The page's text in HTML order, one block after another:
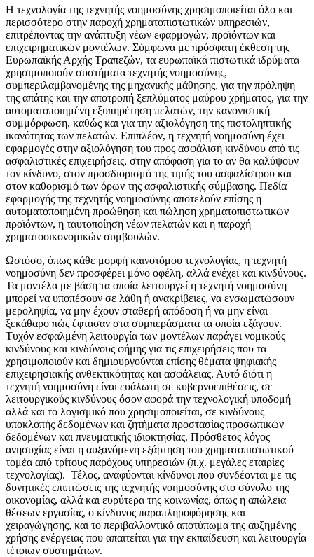
Η τεχνολογία της τεχνητής νοημοσύνης χρησιμοποιείται όλο και
περισσότερο στην παροχή χρηματοπιστωτικών υπηρεσιών,
επιτρέποντας την ανάπτυξη νέων εφαρμογών, προϊόντων και
επιχειρηματικών μοντέλων. Σύμφωνα με πρόσφατη έκθεση της
Ευρωπαϊκής Αρχής Τραπεζών, τα ευρωπαϊκά πιστωτικά ιδρύματα
χρησιμοποιούν συστήματα τεχνητής νοημοσύνης,
συμπεριλαμβανομένης της μηχανικής μάθησης, για την πρόληψη
της απάτης και την αποτροπή ξεπλύματος μαύρου χρήματος, για την
αυτοματοποιημένη εξυπηρέτηση πελατών, την κανονιστική
συμμόρφωση, καθώς και για την αξιολόγηση της πιστοληπτικής
ικανότητας των πελατών. Επιπλέον, η τεχνητή νοημοσύνη έχει
εφαρμογές στην αξιολόγηση του προς ασφάλιση κινδύνου από τις
ασφαλιστικές επιχειρήσεις, στην απόφαση για το αν θα καλύψουν
τον κίνδυνο, στον προσδιορισμό της τιμής του ασφαλίστρου και
στον καθορισμό των όρων της ασφαλιστικής σύμβασης. Πεδία
εφαρμογής της τεχνητής νοημοσύνης αποτελούν επίσης η
αυτοματοποιημένη προώθηση και πώληση χρηματοπιστωτικών
προϊόντων, η ταυτοποίηση νέων πελατών και η παροχή
χρηματοοικονομικών συμβουλών.
Ωστόσο, όπως κάθε μορφή καινοτόμου τεχνολογίας, η τεχνητή
νοημοσύνη δεν προσφέρει μόνο οφέλη, αλλά ενέχει και κινδύνους.
Τα μοντέλα με βάση τα οποία λειτουργεί η τεχνητή νοημοσύνη
μπορεί να υποπέσουν σε λάθη ή ανακρίβειες, να ενσωματώσουν
μεροληψία, να μην έχουν σταθερή απόδοση ή να μην είναι
ξεκάθαρο πώς έφτασαν στα συμπεράσματα τα οποία εξάγουν.
Τυχόν εσφαλμένη λειτουργία των μοντέλων παράγει νομικούς
κινδύνους και κινδύνους φήμης για τις επιχειρήσεις που τα
χρησιμοποιούν και δημιουργούνται επίσης θέματα ψηφιακής
επιχειρησιακής ανθεκτικότητας και ασφάλειας. Αυτό διότι η
τεχνητή νοημοσύνη είναι ευάλωτη σε κυβερνοεπιθέσεις, σε
λειτουργικούς κινδύνους όσον αφορά την τεχνολογική υποδομή
αλλά και το λογισμικό που χρησιμοποιείται, σε κινδύνους
υποκλοπής δεδομένων και ζητήματα προστασίας προσωπικών
δεδομένων και πνευματικής ιδιοκτησίας. Πρόσθετος λόγος
ανησυχίας είναι η αυξανόμενη εξάρτηση του χρηματοπιστωτικού
τομέα από τρίτους παρόχους υπηρεσιών (π.χ. μεγάλες εταιρίες
τεχνολογίας). Τέλος, αναφύονται κίνδυνοι που συνδέονται με τις
δυνητικές επιπτώσεις της τεχνητής νοημοσύνης στο σύνολο της
οικονομίας, αλλά και ευρύτερα της κοινωνίας, όπως η απώλεια
θέσεων εργασίας, ο κίνδυνος παραπληροφόρησης και
χειραγώγησης, και το περιβαλλοντικό αποτύπωμα της αυξημένης
χρήσης ενέργειας που απαιτείται για την εκπαίδευση και λειτουργία
τέτοιων συστημάτων.